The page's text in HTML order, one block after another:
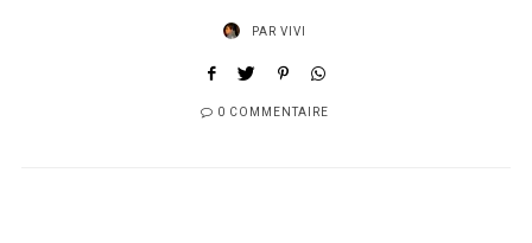
PAR VIVI
0 COMMENTAIRE